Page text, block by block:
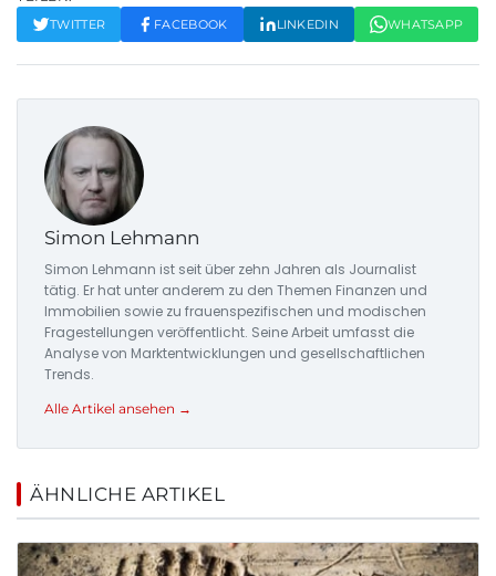
TWITTER FACEBOOK LINKEDIN WHATSAPP
Simon Lehmann
Simon Lehmann ist seit über zehn Jahren als Journalist
tätig. Er hat unter anderem zu den Themen Finanzen und
Immobilien sowie zu frauenspezifischen und modischen
Fragestellungen veröffentlicht. Seine Arbeit umfasst die
Analyse von Marktentwicklungen und gesellschaftlichen
Trends.
Alle Artikel ansehen →
ÄHNLICHE ARTIKEL